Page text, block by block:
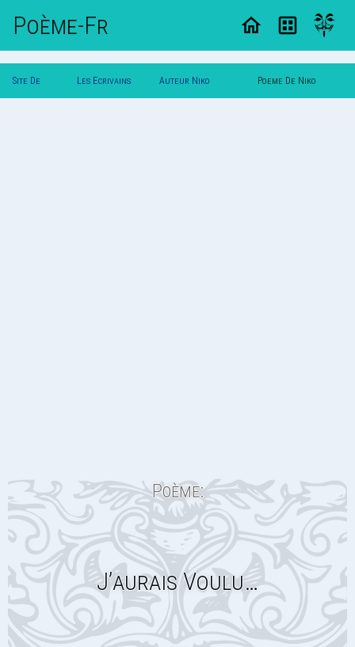
Poème-Fr
Site De Les Ecrivains Auteur Niko Poeme De Niko
Poème:
J’aurais Voulu…